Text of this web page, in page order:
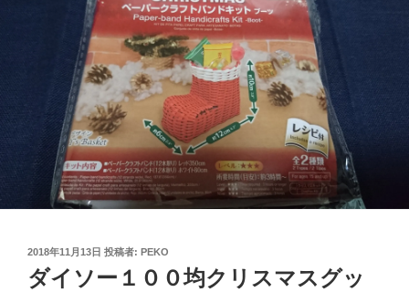
投
日:
2018年11月13日 投稿者: PEKO
ダイソー１００均クリスマスグッ